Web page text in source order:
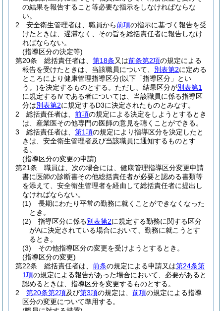
の結果を報告すること等必要な指示をしなければならな
い。
2
安全衛生管理者は、職員から前項の指示に基づく報告を受
けたときは、遅滞なく、その旨を総括責任者に報告しなけ
ればならない。
(指導区分の決定等)
第20条
総括責任者は、 第18条又は前条第2項の規定による
報告を受けたときは、当該職員について、 別表第2に定める
ところにより健康管理指導区分(以下「指導区分」とい
う。)を決定するものとする。 ただし、結果区分が別表第1
に規定するⅣである者については、当該職員に係る指導区
分は別表第2に規定するD3に決定されたものとみなす。
2
総括責任者は、 前項の規定による決定をしようとするとき
は、産業医その他専門の医師の意見を聴くことができる。
3
総括責任者は、 第1項の規定により指導区分を決定したと
きは、安全衛生管理者及び当該職員に通知するものとす
る。
(指導区分の変更の申請)
第21条
職員は、次の場合には、健康管理指導区分変更申請
書に医師の診断書その他総括責任者が必要と認める書類等
を添えて、安全衛生管理者を経由して総括責任者に提出し
なければならない。
(1)
長期にわたり平常の勤務に就くことができなくなった
とき。
(2)
指導区分に係る別表第2に規定する勤務に関する区分
がAに決定されている場合において、勤務に就こうとす
るとき。
(3)
その他指導区分の変更を受けようとするとき。
(指導区分の変更)
第22条
総括責任者は、 前条の規定による申請又は第24条第
1項の規定による報告があった場合において、必要があると
認めるときは、指導区分を変更するものとする。
2
第20条第2項及び第3項の規定は、 前項の規定による指導
区分の変更について準用する。